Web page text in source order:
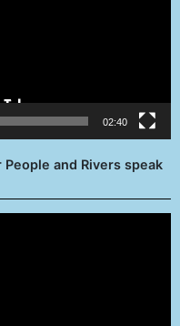
02:40
and Rivers speak